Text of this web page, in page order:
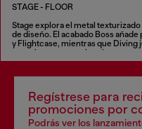
STAGE - FLOOR
Stage explora el metal
de diseño. El acabado Boss
y Flightcase, mientras que Diving
emociones y experiencias.
Regístrese para
promociones por
Podrás ver los